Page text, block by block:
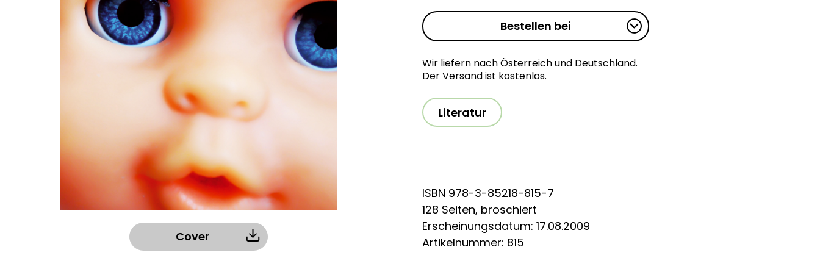
Cover
Bestellen bei
Wir liefern nach Österreich und Deutschland.
Der Versand ist kostenlos.
Literatur
ISBN 978-3-85218-815-7
128 Seiten, broschiert
Erscheinungsdatum: 17.08.2009
Artikelnummer: 815